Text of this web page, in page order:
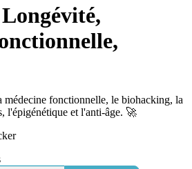
médecine fonctionnelle, le biohacking, la
l'épigénétique et l'anti-âge. 🚀